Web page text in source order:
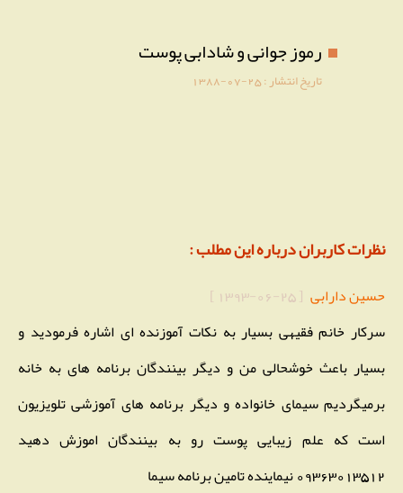
رموز جوانی و شادابی پوست
تاریخ انتشار :1388-07-25
نظرات کاربران درباره این مطلب :
حسین دارابی [
1393-06-25
]
سرکار خانم فقیهی بسیار به نکات آموزنده ای اشاره فرمودید و
بسیار باعث خوشحالی من و دیگر بینندگان برنامه های به خانه
برمیگردیم سیمای خانواده و دیگر برنامه های آموزشی تلویزیون
است که علم زیبایی پوست رو به بینندگان اموزش دهید
09363013512 نیماینده تامین برنامه سیما